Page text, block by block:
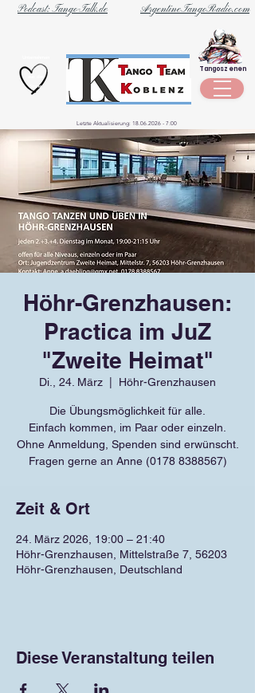
ArgentineTangoRadio.com
Podcast: Tango-Talk.de
Szene
Tangoszenen
Letzte Aktualisierung: 18.06.2026 - 7:00
Höhr-Grenzhausen:
Practica im JuZ
"Zweite Heimat"
Di., 24. März Höhr-Grenzhausen
Die Übungsmöglichkeit für alle.
Einfach kommen, im Paar oder einzeln.
Ohne Anmeldung, Spenden sind erwünscht.
Fragen gerne an Anne (0178 8388567)
Zeit & Ort
24. März 2026, 19:00 – 21:40
Höhr-Grenzhausen, Mittelstraße 7, 56203
Höhr-Grenzhausen, Deutschland
Diese Veranstaltung teilen